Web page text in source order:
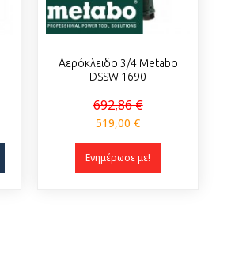
Αερόκλειδο 3/4 Metabo
DSSW 1690
692,86 €
519,00 €
Ενημέρωσε με!